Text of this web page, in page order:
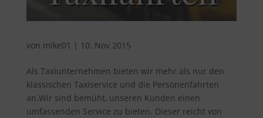
von mike01 | 10. Nov 2015
Als Taxiunternehmen bieten wir mehr als nur den
klassischen Taxiservice und die Personenfahrten
an.Wir sind bemüht, unseren Kunden einen
umfassenden Service zu bieten. Dieser reicht von